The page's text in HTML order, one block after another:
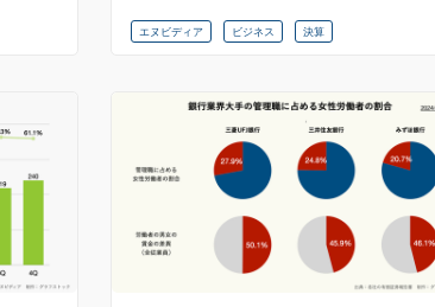
エヌビディア ビジネス 決算